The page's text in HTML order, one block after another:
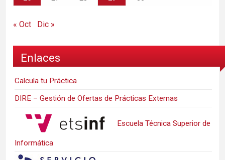
« Oct Dic »
Enlaces
Calcula tu Práctica
DIRE – Gestión de Ofertas de Prácticas Externas
Escuela Técnica Superior de
Informática